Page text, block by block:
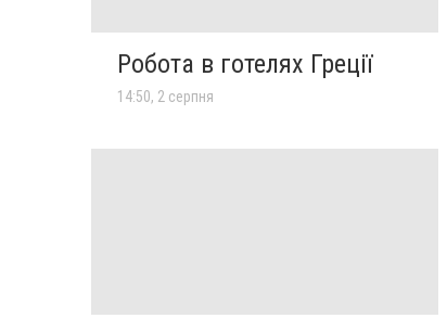
Робота в готелях Греції
14:50, 2 серпня